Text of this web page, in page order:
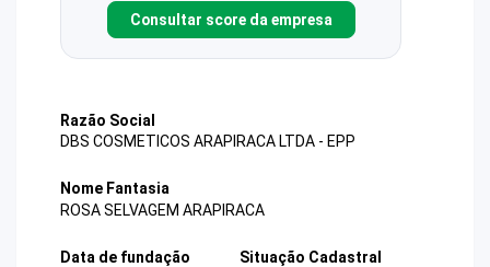
Consultar score da empresa
Razão Social
DBS COSMETICOS ARAPIRACA LTDA - EPP
Nome Fantasia
ROSA SELVAGEM ARAPIRACA
Data de fundação
Situação Cadastral